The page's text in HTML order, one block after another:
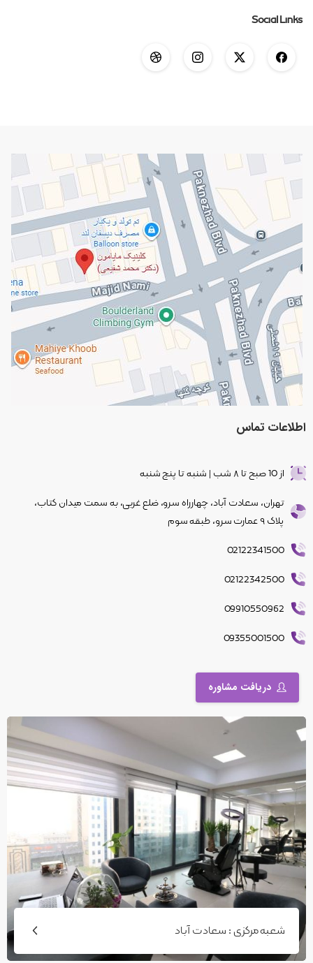
Social Links
اطلاعات تماس
از 10 صبح تا ۸ شب | شنبه تا پنج شنبه
تهران، سعادت آباد، چهار‌راه سرو، ضلع غربی، به سمت میدان کتاب،
پلاک ۹ عمارت سرو، طبقه سوم
02122341500
02122342500
09910550962
09355001500
دریافت مشاوره
شعبه مرکزی : سعادت آباد